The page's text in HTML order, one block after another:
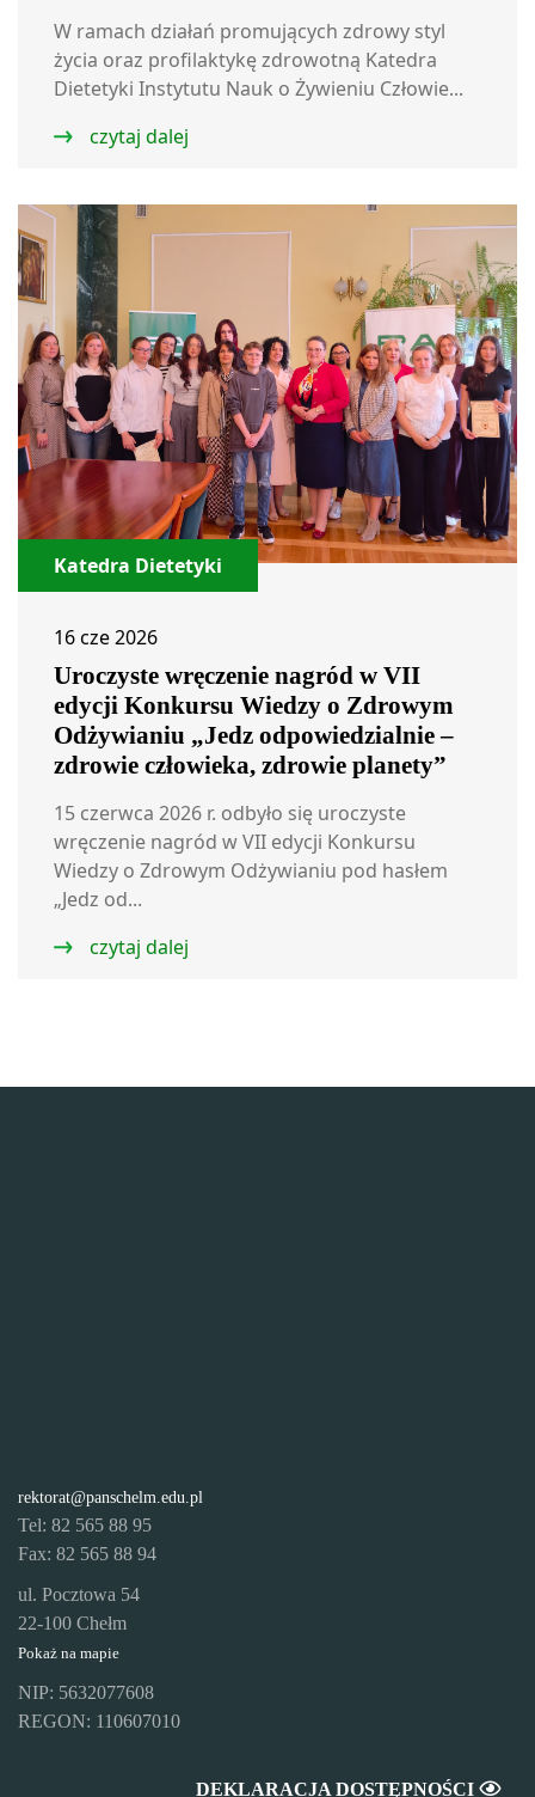
W ramach działań promujących zdrowy styl
życia oraz profilaktykę zdrowotną Katedra
Dietetyki Instytutu Nauk o Żywieniu Człowie...
czytaj dalej
Katedra Dietetyki
16 cze 2026
Uroczyste wręczenie nagród w VII
edycji Konkursu Wiedzy o Zdrowym
Odżywianiu „Jedz odpowiedzialnie –
zdrowie człowieka, zdrowie planety”
15 czerwca 2026 r. odbyło się uroczyste
wręczenie nagród w VII edycji Konkursu
Wiedzy o Zdrowym Odżywianiu pod hasłem
„Jedz od...
czytaj dalej
rektorat@panschelm.edu.pl
Tel: 82 565 88 95
Fax: 82 565 88 94
ul. Pocztowa 54
22-100 Chełm
Pokaż na mapie
NIP: 5632077608
REGON: 110607010
DEKLARACJA DOSTĘPNOŚCI